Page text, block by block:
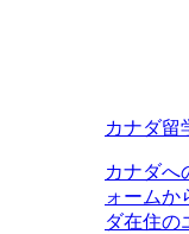
カナダ留
カナダへ
ォームか
ダ在住の